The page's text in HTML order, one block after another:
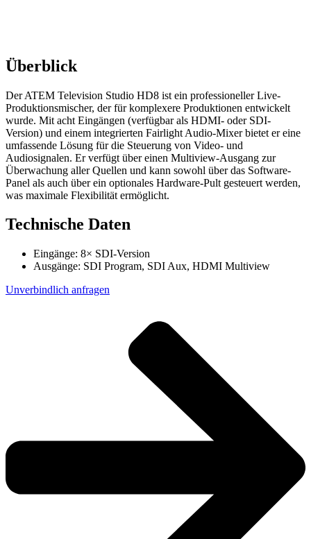
Überblick
Der ATEM Television Studio HD8 ist ein professioneller Live-
Produktionsmischer, der für komplexere Produktionen entwickelt
wurde. Mit acht Eingängen (verfügbar als HDMI- oder SDI-
Version) und einem integrierten Fairlight Audio-Mixer bietet er eine
umfassende Lösung für die Steuerung von Video- und
Audiosignalen. Er verfügt über einen Multiview-Ausgang zur
Überwachung aller Quellen und kann sowohl über das Software-
Panel als auch über ein optionales Hardware-Pult gesteuert werden,
was maximale Flexibilität ermöglicht.
Technische Daten
Eingänge: 8× SDI-Version
Ausgänge: SDI Program, SDI Aux, HDMI Multiview
Unverbindlich anfragen